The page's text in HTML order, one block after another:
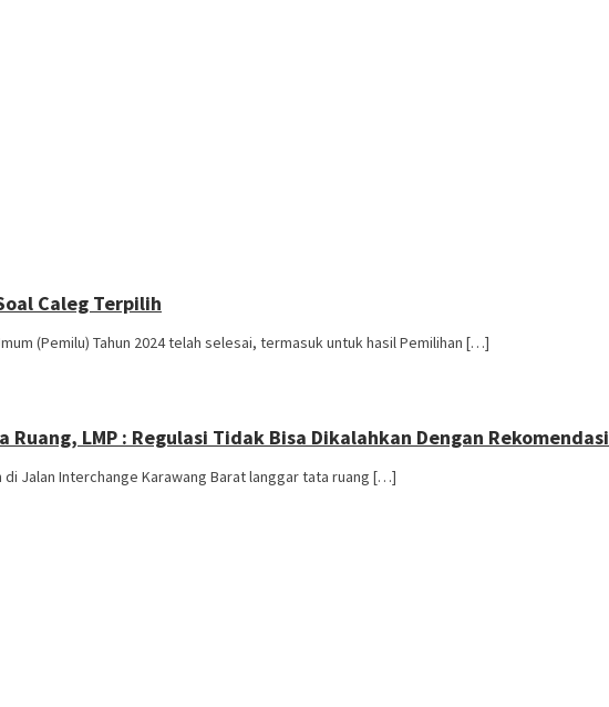
Caleg Terpilih
(Pemilu) Tahun 2024 telah selesai, termasuk untuk hasil Pemilihan […]
LMP : Regulasi Tidak Bisa Dikalahkan Dengan Rekomendasi
di Jalan Interchange Karawang Barat langgar tata ruang […]